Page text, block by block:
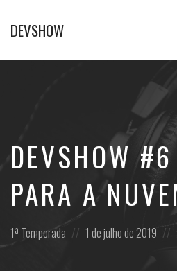
DEVSHOW
em
DEVSHOW
PARA A
Posted
1ª Temporada
Posted
1 de julho de 2019